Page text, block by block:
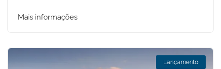
Mais informações
Lançamento